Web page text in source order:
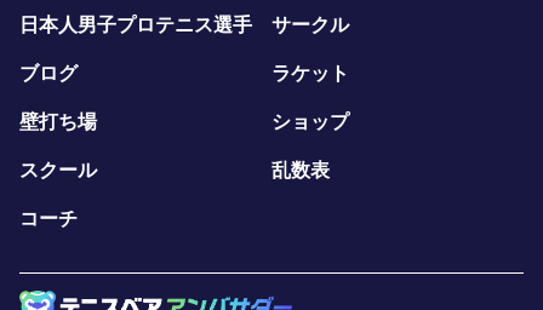
日本人男子プロテニス選手 サークル
ブログ ラケット
壁打ち場 ショップ
スクール 乱数表
コーチ